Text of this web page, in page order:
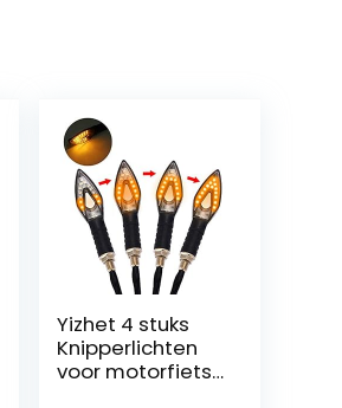
Yizhet 4 stuks
Knipperlichten
voor motorfiets